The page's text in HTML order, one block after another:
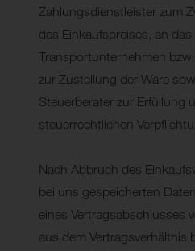
Zahlungsdienstleister zum
des Einkaufspreises, an
Transportunternehmen
zur Zustellung der Ware
Steuerberater zur Erfüllung
steuerrechtlichen
Nach Abbruch des
bei uns gespeicherten
eines Vertragsabschlusses
aus dem Vertragsverhältnis